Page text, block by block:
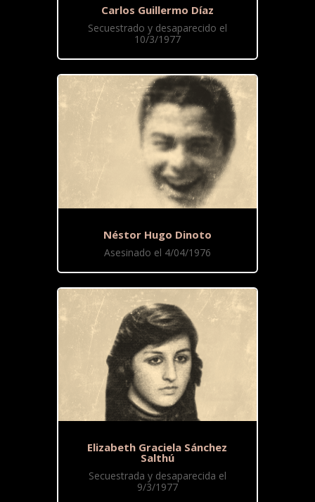
Carlos Guillermo Díaz
Secuestrado y desaparecido el
10/3/1977
Néstor Hugo Dinoto
Asesinado el 4/04/1976
Elizabeth Graciela Sánchez
Salthú
Secuestrada y desaparecida el
9/3/1977